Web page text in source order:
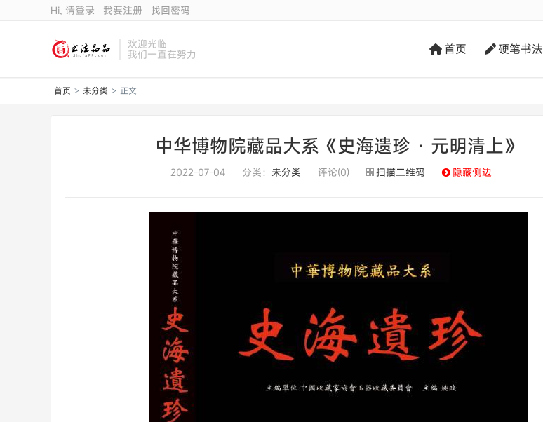
Hi, 请登录 我要注册 找回密码
欢迎光临
我们一直在努力 首页 硬笔书法
首页 > 未分类 > 正文
中华博物院藏品大系《史海遗珍 · 元明清上》
2022-07-04 分类： 未分类 评论(0) 扫描二维码 隐藏侧边